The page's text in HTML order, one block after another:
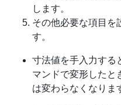
します。
その他必要な項目を
す。
寸法値を手入力する
マンドで変形したと
は変わらなくなりま